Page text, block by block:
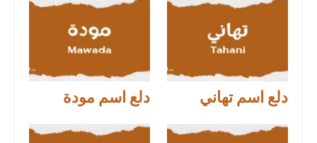
دلع اسم تهاني دلع اسم مودة